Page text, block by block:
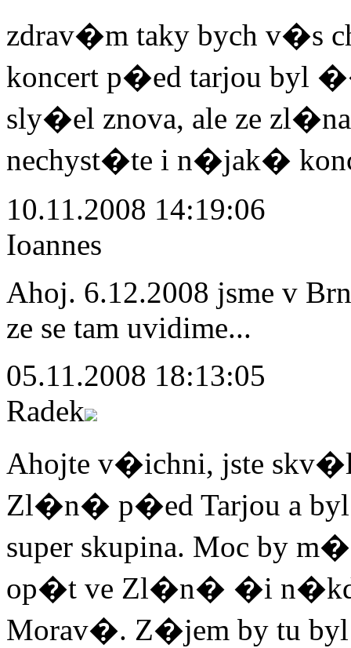
zdrav�m taky bych
koncert p�ed tarjou byl
sly�el znova, ale ze
nechyst�te i n�jak�
10.11.2008 14:19:06
Ioannes
Ahoj. 6.12.2008 jsme v
ze se tam uvidime...
05.11.2008 18:13:05
Radek
Ahojte v�ichni, jste
Zl�n� p�ed Tarjou a
super skupina. Moc by
op�t ve Zl�n� �i
Morav�. Z�jem by tu